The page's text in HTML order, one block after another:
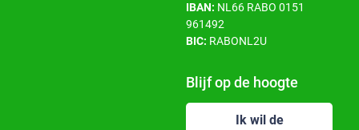
IBAN: NL66 RABO 0151
961492
BIC: RABONL2U
Blijf op de hoogte
Ik wil de